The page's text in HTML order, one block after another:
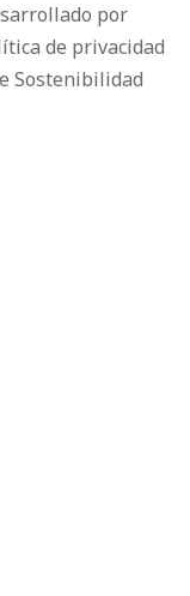
por
de privacidad
Sostenibilidad